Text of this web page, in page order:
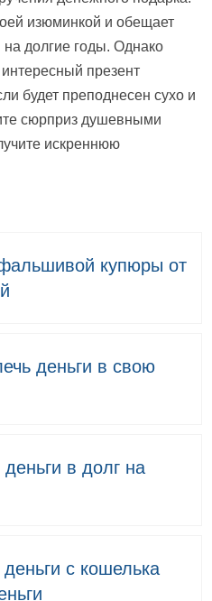
изюминкой и обещает
долгие годы. Однако
презент
будет преподнесен сухо и
сюрприз душевными
искреннюю
купюры от
деньги в свою
деньги в долг на
деньги с кошелька